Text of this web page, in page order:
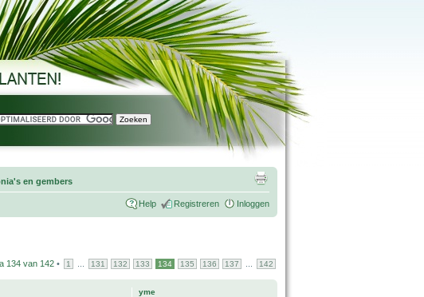
en gembers
Help Registreren Inloggen
134 van 142 • 1 131 132 133 134 135 136 137 142
yme